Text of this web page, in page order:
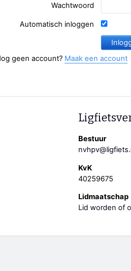
Wachtwoord
Automatisch inloggen
geen account? Maak een account
Bestuur
KvK
40259675
Lidmaatschap
Lid worden of